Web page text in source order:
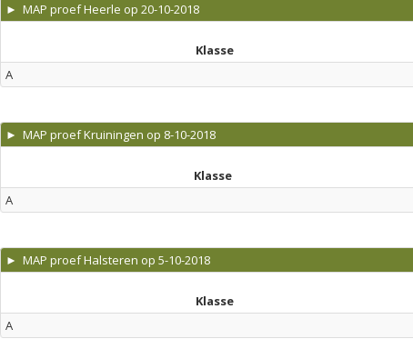
► MAP proef Heerle op 20-10-2018
Klasse
A
► MAP proef Kruiningen op 8-10-2018
Klasse
A
► MAP proef Halsteren op 5-10-2018
Klasse
A